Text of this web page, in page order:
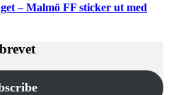
– Malmö FF sticker ut med